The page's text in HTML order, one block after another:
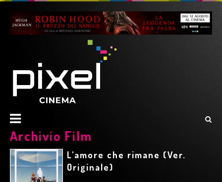
Archivio Film
L'amore che rimane (Ver.
Originale)